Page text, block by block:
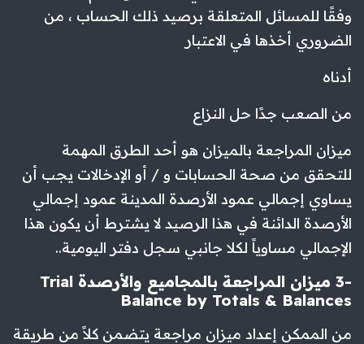
وفقًا للمسائل المتعلقة برصيد ذلك الحساب ، من
الضروري أخذها في الاعتبار
أدناه
من الصعب جدًا حل النزاع
ميزان المراجعة بالميزان هو أحد الطرق المهمة
للتحقق من صحة الحسابات و / أو الإدخالات يجب أن
يساوي إجمالي عمود الأرصدة المدينة عمود إجمالي
الأرصدة الدائنة في هذا الرصيد لا يشترط أن يكون هذا
الإجمالي مساوياً لكلا جانبي سجل دفتر اليومية..
-3 ميزان المراجعة بالمجاميع والأرصدة Trial
Balance by Totals & Balances
من الممكن إعداد ميزان مراجعة يتضمن كلاً من طريقة